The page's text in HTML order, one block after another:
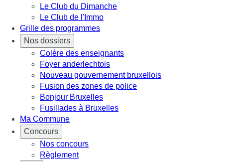
Le Club du Dimanche
Le Club de l'Immo
Grille des programmes
Nos dossiers
Colère des enseignants
Foyer anderlechtois
Nouveau gouvernement bruxellois
Fusion des zones de police
Bonjour Bruxelles
Fusillades à Bruxelles
Ma Commune
Concours
Nos concours
Règlement